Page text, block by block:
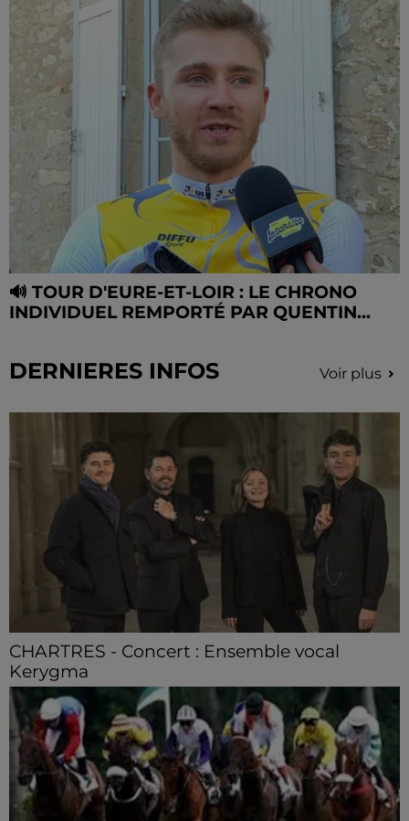
🔊 TOUR D'EURE-ET-LOIR : LE CHRONO
INDIVIDUEL REMPORTÉ PAR QUENTIN...
DERNIERES INFOS Voir plus
CHARTRES - Concert : Ensemble vocal
Kerygma
Dimanche 9 août à 16h30 à la cathédrale de Chartres :
Ensemble vocal Kerygma. Quatuor vocal.